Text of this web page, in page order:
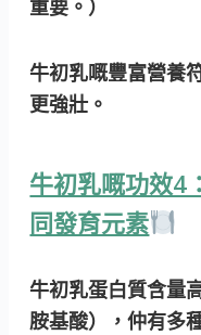
重要。）
牛初乳嘅豐富營養
更強壯。
牛初乳嘅功效4
同發育元素
牛初乳蛋白質含量
胺基酸）
，仲有多